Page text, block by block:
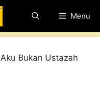
Menu
Aku Bukan Ustazah